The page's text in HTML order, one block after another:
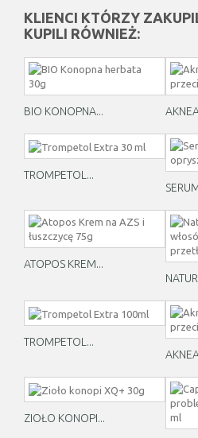
KLIENCI KTÓRZY
KUPILI RÓWNIEŻ:
BIO KONOPNA...
TROMPETOL...
ATOPOS KREM...
TROMPETOL...
ZIOŁO KONOPI...